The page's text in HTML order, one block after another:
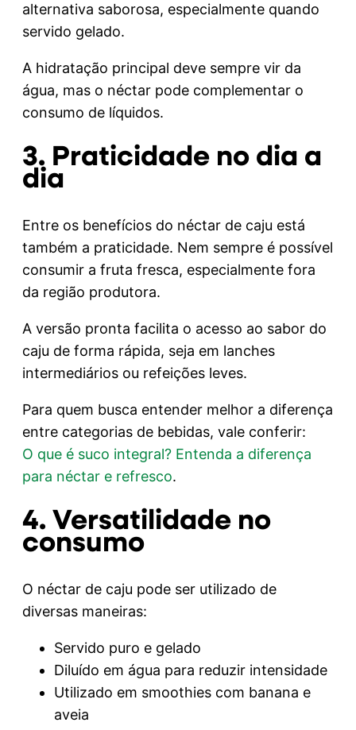
alternativa saborosa, especialmente quando
servido gelado.
A hidratação principal deve sempre vir da
água, mas o néctar pode complementar o
consumo de líquidos.
3. Praticidade no dia a
dia
Entre os benefícios do néctar de caju está
também a praticidade. Nem sempre é possível
consumir a fruta fresca, especialmente fora
da região produtora.
A versão pronta facilita o acesso ao sabor do
caju de forma rápida, seja em lanches
intermediários ou refeições leves.
Para quem busca entender melhor a diferença
entre categorias de bebidas, vale conferir:
O que é suco integral? Entenda a diferença
para néctar e refresco.
4. Versatilidade no
consumo
O néctar de caju pode ser utilizado de
diversas maneiras:
Servido puro e gelado
Diluído em água para reduzir intensidade
Utilizado em smoothies com banana e
aveia